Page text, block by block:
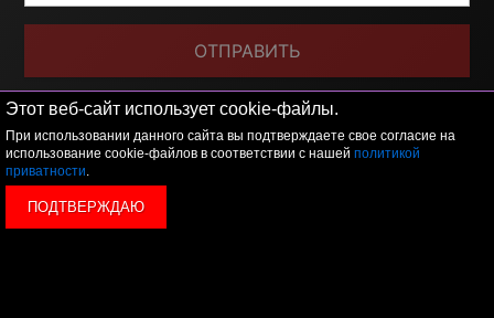
Этот веб-сайт использует cookie-файлы.
При использовании данного сайта вы подтверждаете свое согласие на
использование cookie-файлов в соответствии с нашей политикой
приватности.
ПОДТВЕРЖДАЮ
ОТПРАВИТЬ
Я принимаю условияполитики обработки
персональных данных